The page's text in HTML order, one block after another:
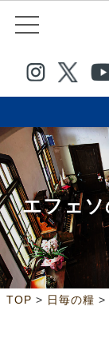
エフェソ
TOP > 日毎の糧 >